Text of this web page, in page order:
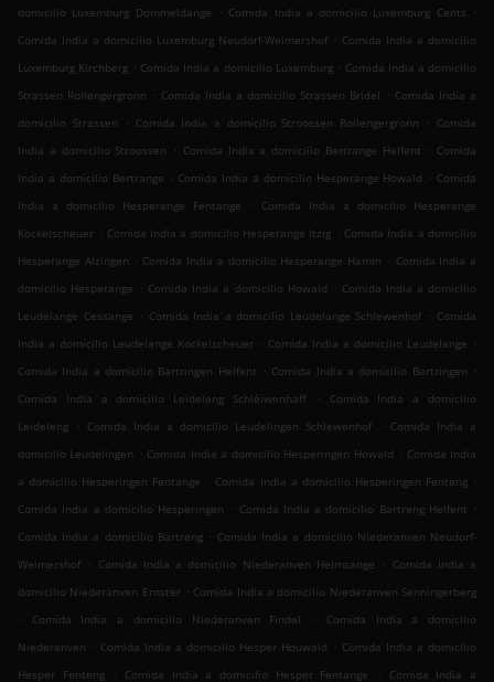
domicilio Luxemburg Dommeldange
. Comida India a domicilio Luxemburg Cents
.
Comida India a domicilio Luxemburg Neudorf-Weimershof . Comida India a domicilio
Luxemburg Kirchberg . Comida India a domicilio Luxemburg . Comida India a domicilio
Strassen Rollengergronn . Comida India a domicilio Strassen Bridel . Comida India a
domicilio Strassen
. Comida India a domicilio Stroossen Rollengergronn . Comida
India a domicilio Stroossen
. Comida India a domicilio Bertrange Helfent . Comida
India a domicilio Bertrange . Comida India a domicilio Hesperange Howald . Comida
India a domicilio Hesperange Fentange
. Comida India a domicilio Hesperange
Kockelscheuer . Comida India a domicilio Hesperange Itzig . Comida India a domicilio
Hesperange Alzingen . Comida India a domicilio Hesperange Hamm . Comida India a
domicilio Hesperange . Comida India a domicilio Howald . Comida India a domicilio
Leudelange Cessange . Comida India a domicilio Leudelange Schlewenhof . Comida
India a domicilio Leudelange Kockelscheuer . Comida India a domicilio Leudelange .
Comida India a domicilio Bartringen Helfent . Comida India a domicilio Bartringen .
Comida India a domicilio Leideleng Schléiwenhaff
.
Comida India a domicilio
Leideleng
. Comida India a domicilio Leudelingen Schlewenhof . Comida India a
domicilio Leudelingen . Comida India a domicilio Hesperingen Howald . Comida India
a domicilio Hesperingen Fentange . Comida India a domicilio Hesperingen Fenteng .
Comida India a domicilio Hesperingen . Comida India a domicilio Bartreng Helfent .
Comida India a domicilio Bartreng . Comida India a domicilio Niederanven Neudorf-
Weimershof . Comida India a domicilio Niederanven Helmsange . Comida India a
domicilio Niederanven Ernster . Comida India a domicilio Niederanven Senningerberg
.
Comida India a domicilio Niederanven Findel .
Comida India a domicilio
Niederanven . Comida India a domicilio Hesper Houwald . Comida India a domicilio
Hesper Fenteng
. Comida India a domicilio Hesper Fentange .
Comida India a